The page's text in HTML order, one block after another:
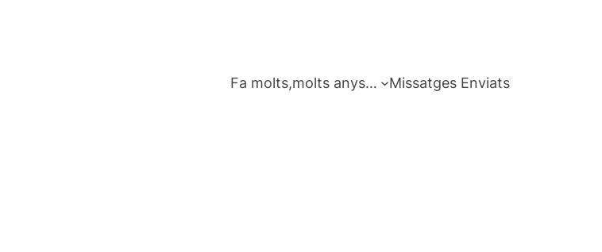
Fa molts,molts anys… Missatges Enviats